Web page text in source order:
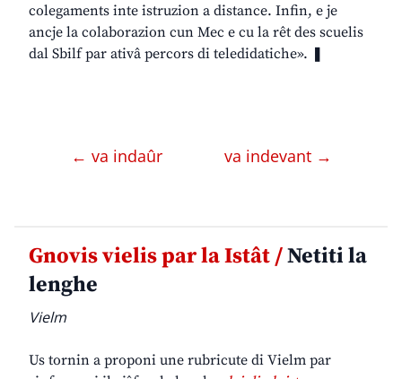
colegaments inte istruzion a distance. Infin, e je
ancje la colaborazion cun Mec e cu la rêt des scuelis
dal Sbilf par ativâ percors di teledidatiche». ❚
← va indaûr va indevant →
Gnovis vielis par la Istât /Netiti la
lenghe
Vielm
Us tornin a proponi une rubricute di Vielm par